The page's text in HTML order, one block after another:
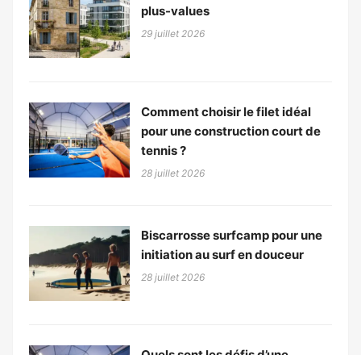
plus-values
29 juillet 2026
Comment choisir le filet idéal
pour une construction court de
tennis ?
28 juillet 2026
Biscarrosse surfcamp pour une
initiation au surf en douceur
28 juillet 2026